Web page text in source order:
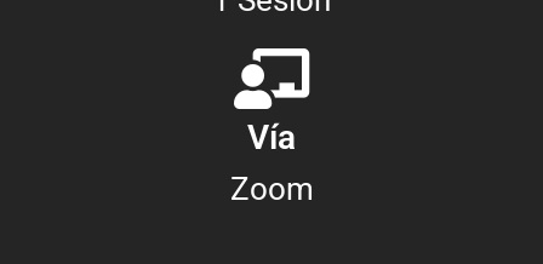
Vía
Zoom